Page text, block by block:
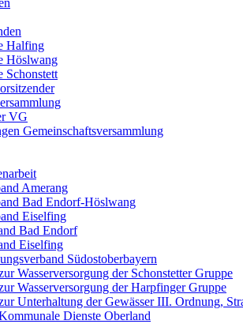
Halfing
Höslwang
Schonstett
VG
Gemeinschaftsversammlung
Amerang
Bad Endorf-Höslwang
Eiselfing
Bad Endorf
Eiselfing
Südostoberbayern
Wasserversorgung der Schonstetter Gruppe
Wasserversorgung der Harpfinger Gruppe
Unterhaltung der Gewässer III. Ordnung,
Dienste Oberland